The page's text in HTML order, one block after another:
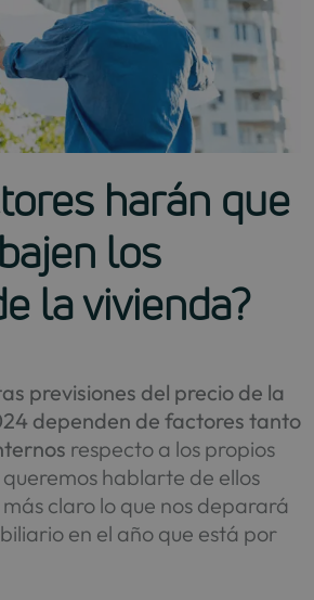
harán que
los
la vivienda?
previsiones del precio de la
dependen de factores tanto
respecto a los propios
queremos hablarte de ellos
claro lo que nos deparará
en el año que está por